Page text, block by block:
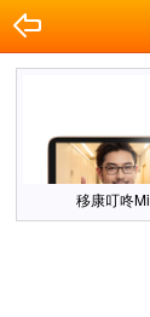
移康叮咚